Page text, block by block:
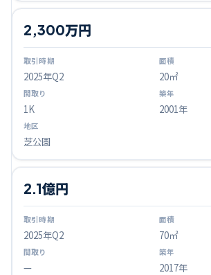
2025年Q2
2,300万円
20㎡
1K 2001年
芝公園
2025年Q2
2.1億円
70㎡
— 2017年